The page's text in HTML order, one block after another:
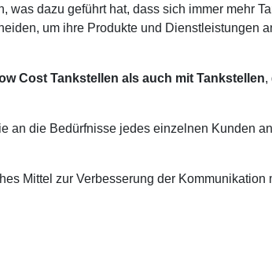
dazu geführt hat, dass sich immer mehr
um ihre Produkte und Dienstleistungen
Cost Tankstellen als auch mit Tankstellen,
an die Bedürfnisse jedes einzelnen Kunden
Mittel zur Verbesserung der Kommunikation